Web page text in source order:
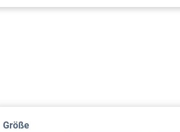
Größeauswählen